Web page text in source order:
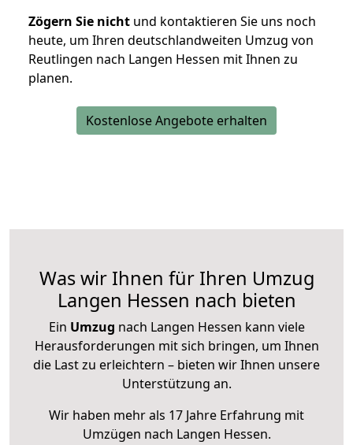
Zögern Sie nicht und kontaktieren Sie uns noch
heute, um Ihren deutschlandweiten Umzug von
Reutlingen nach Langen Hessen mit Ihnen zu
planen.
Kostenlose Angebote erhalten
Was wir Ihnen für Ihren Umzug
Langen Hessen nach bieten
Ein Umzug nach Langen Hessen kann viele
Herausforderungen mit sich bringen, um Ihnen
die Last zu erleichtern – bieten wir Ihnen unsere
Unterstützung an.
Wir haben mehr als 17 Jahre Erfahrung mit
Umzügen nach Langen Hessen.